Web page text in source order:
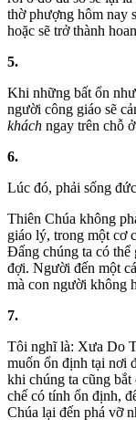
thờ phượng hôm nay
hoặc sẽ trở thành
5.
Khi những bất ổn
người công giáo sẽ
khách ngay trên chỗ
6.
Lúc đó, phải sống
Thiên Chúa không
giáo lý, trong một cơ
Đấng chúng ta có
đợi. Người đến một
mà con người không
7.
Tôi nghĩ là: Xưa Do
muốn ổn định tại nơi
khi chúng ta cũng
chế có tính ổn định,
Chúa lại đến phá vỡ